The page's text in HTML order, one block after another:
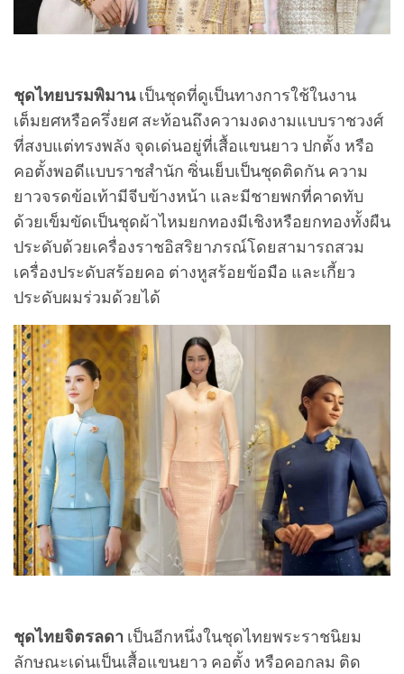
ชุดไทยบรมพิมานเป็นชุดที่ดูเป็นทางการใช้ในงาน
เต็มยศหรือครึ่งยศ สะท้อนถึงความงดงามแบบราชวงศ์
ที่สงบแต่ทรงพลัง จุดเด่นอยู่ที่เสื้อแขนยาว ปกตั้ง หรือ
คอตั้งพอดีแบบราชสำนัก ซิ่นเย็บเป็นชุดติดกัน ความ
ยาวจรดข้อเท้ามีจีบข้างหน้า และมีชายพกที่คาดทับ
ด้วยเข็มขัดเป็นชุดผ้าไหมยกทองมีเชิงหรือยกทองทั้งผืน
ประดับด้วยเครื่องราชอิสริยาภรณ์โดยสามารถสวม
เครื่องประดับสร้อยคอ ต่างหูสร้อยข้อมือ และเกี้ยว
ประดับผมร่วมด้วยได้
ชุดไทยจิตรลดา เป็นอีกหนึ่งในชุดไทยพระราชนิยม
ลักษณะเด่นเป็นเสื้อแขนยาว คอตั้ง หรือคอกลม ติด